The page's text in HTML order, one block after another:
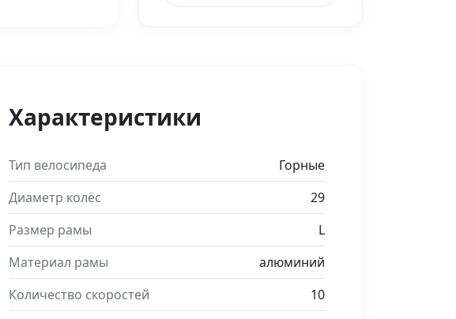
Характеристики
Тип велосипеда
Горные
Диаметр колёс
29
Размер рамы
L
Материал рамы
алюминий
Количество скоростей
10